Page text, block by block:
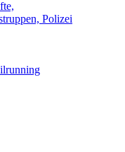
Polizei